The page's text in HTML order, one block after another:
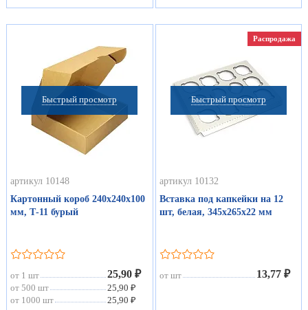
Быстрый просмотр
артикул 10148
Картонный короб 240х240х100
мм, Т-11 бурый
от 1 шт 25,90 ₽
от 500 шт
25,90 ₽
от 1000 шт
25,90 ₽
Быстрый просмотр
Распродажа
артикул 10132
Вставка под капкейки на 12
шт, белая, 345х265х22 мм
от шт 13,77 ₽